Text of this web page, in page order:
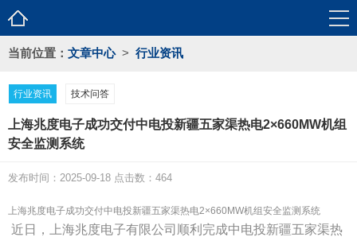
当前位置： 文章中心 > 行业资讯
行业资讯 技术问答
上海兆度电子成功交付中电投新疆五家渠热电2×660MW机组
安全监测系统
发布时间：2025-09-18 点击数：464
上海兆度电子成功交付中电投新疆五家渠热电2×660MW机组安全监测系统
近日，上海兆度电子有限公司顺利完成中电投新疆五家渠热